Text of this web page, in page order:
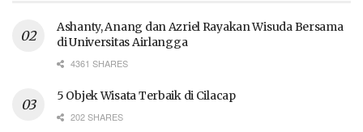
Ashanty, Anang dan Azriel Rayakan Wisuda Bersama
di Universitas Airlangga
4361 SHARES
5 Objek Wisata Terbaik di Cilacap
202 SHARES